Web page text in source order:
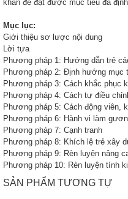
khăn để đạt được mục tiêu đã
Mục lục:
Giới thiệu sơ lược nội dung
Lời tựa
Phương pháp 1: Hướng dẫn trẻ
Phương pháp 2: Định hướng mục
Phương pháp 3: Cách khắc phục
Phương pháp 4: Cách tự điều
Phương pháp 5: Cách động viên,
Phương pháp 6: Hành vi làm
Phương pháp 7: Cạnh tranh
Phương pháp 8: Khích lệ trẻ xây
Phương pháp 9: Rèn luyện nâng
Phương pháp 10: Rèn luyện tính
SẢN PHẨM TƯƠNG TỰ